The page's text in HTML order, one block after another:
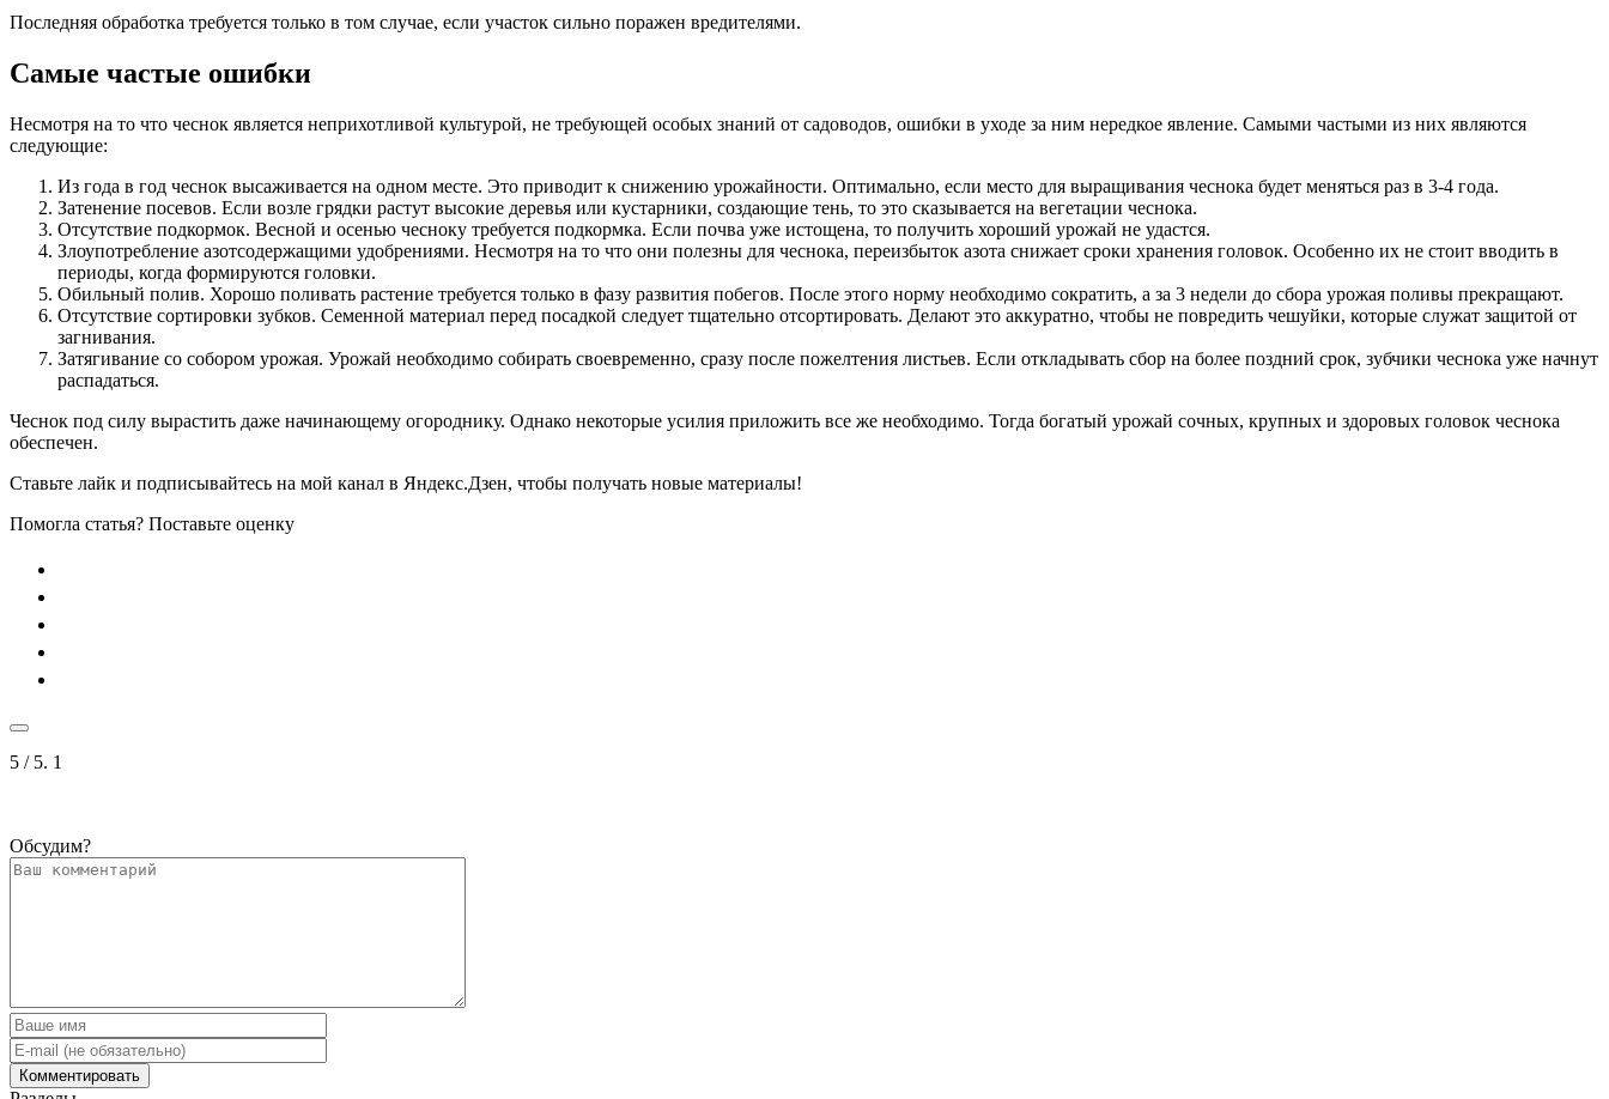
Последняя обработка требуется только в том случае, если участок сильно поражен вредителями.
Самые частые ошибки
Несмотря на то что чеснок является неприхотливой культурой, не требующей особых знаний от садоводов, ошибки в уходе за ним нередкое явление. Самыми частыми из них являются
следующие:
Из года в год чеснок высаживается на одном месте. Это приводит к снижению урожайности. Оптимально, если место для выращивания чеснока будет меняться раз в 3-4 года.
Затенение посевов. Если возле грядки растут высокие деревья или кустарники, создающие тень, то это сказывается на вегетации чеснока.
Отсутствие подкормок. Весной и осенью чесноку требуется подкормка. Если почва уже истощена, то получить хороший урожай не удастся.
Злоупотребление азотсодержащими удобрениями. Несмотря на то что они полезны для чеснока, переизбыток азота снижает сроки хранения головок. Особенно их не стоит вводить в
периоды, когда формируются головки.
Обильный полив. Хорошо поливать растение требуется только в фазу развития побегов. После этого норму необходимо сократить, а за 3 недели до сбора урожая поливы прекращают.
Отсутствие сортировки зубков. Семенной материал перед посадкой следует тщательно отсортировать. Делают это аккуратно, чтобы не повредить чешуйки, которые служат защитой от
загнивания.
Затягивание со собором урожая. Урожай необходимо собирать своевременно, сразу после пожелтения листьев. Если откладывать сбор на более поздний срок, зубчики чеснока уже начнут
распадаться.
Чеснок под силу вырастить даже начинающему огороднику. Однако некоторые усилия приложить все же необходимо. Тогда богатый урожай сочных, крупных и здоровых головок чеснока
обеспечен.
Ставьте лайк и подписывайтесь на мой канал в Яндекс.Дзен, чтобы получать новые материалы!
Помогла статья? Поставьте оценку
5 / 5. 1
Обсудим?